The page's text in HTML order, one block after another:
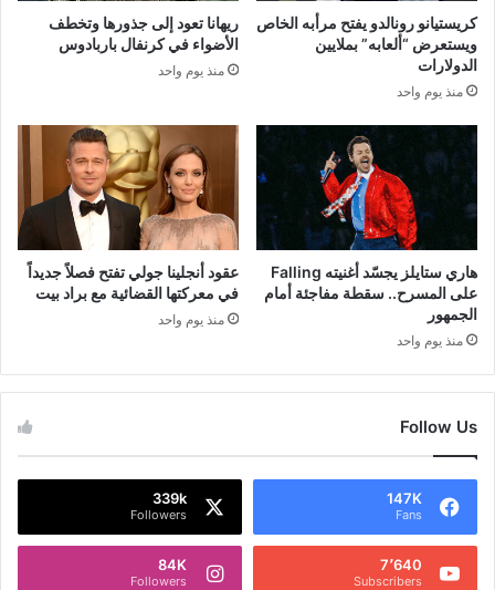
كريستيانو رونالدو يفتح مرأبه الخاص
ويستعرض “ألعابه” بملايين
الدولارات
منذ يوم واحد
ريهانا تعود إلى جذورها وتخطف
الأضواء في كرنفال باربادوس
منذ يوم واحد
هاري ستايلز يجسّد أغنيته Falling
على المسرح.. سقطة مفاجئة أمام
الجمهور
منذ يوم واحد
عقود أنجلينا جولي تفتح فصلاً جديداً
في معركتها القضائية مع براد بيت
منذ يوم واحد
Follow Us
147K
Fans
339k
Followers
7٬640
Subscribers
84K
Followers